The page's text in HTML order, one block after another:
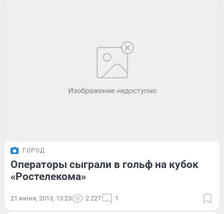
ГОРОД
Операторы сыграли в гольф на кубок
«Ростелекома»
21 июня, 2013, 13:23 2 227 1